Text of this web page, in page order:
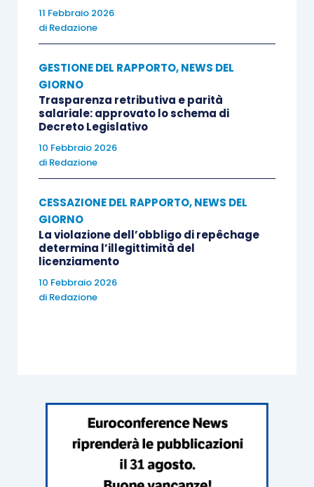
11 Febbraio 2026
di Redazione
GESTIONE DEL RAPPORTO,NEWS DEL
GIORNO
Trasparenza retributiva e parità
salariale: approvato lo schema di
Decreto Legislativo
10 Febbraio 2026
di Redazione
CESSAZIONE DEL RAPPORTO,NEWS DEL
GIORNO
La violazione dell’obbligo di repêchage
determina l’illegittimità del
licenziamento
10 Febbraio 2026
di Redazione